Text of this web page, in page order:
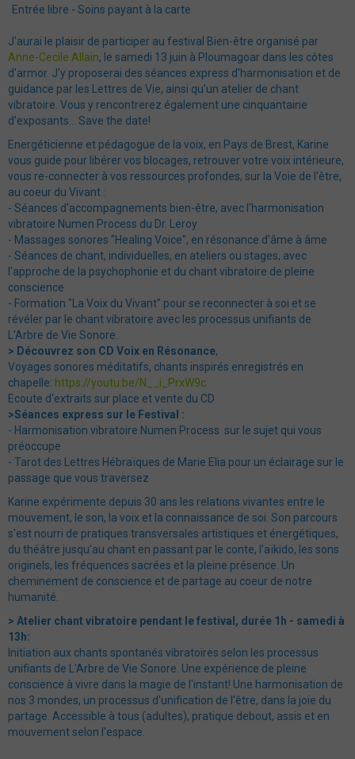
Agenda
Vidéos
Espace Membres
Livre d'or
Blog
Entrée libre - Soins payant à la carte
J'aurai le plaisir de participer au festival Bien-être organisé par
Anne-Cecile Allain, le samedi 13 juin à Ploumagoar dans les côtes
d'armor. J'y proposerai des séances express d'harmonisation et de
guidance par les Lettres de Vie, ainsi qu'un atelier de chant
vibratoire. Vous y rencontrerez également une cinquantaine
d'exposants... Save the date!
Energéticienne et pédagogue de la voix, en Pays de Brest, Karine
vous guide pour libérer vos blocages, retrouver votre voix intérieure,
vous re-connecter à vos ressources profondes, sur la Voie de l'être,
au coeur du Vivant :
- Séances d'accompagnements bien-être, avec l'harmonisation
vibratoire Numen Process du Dr. Leroy
- Massages sonores "Healing Voice", en résonance d'âme à âme
- Séances de chant, individuelles, en ateliers ou stages, avec
l'approche de la psychophonie et du chant vibratoire de pleine
conscience
- Formation "La Voix du Vivant" pour se reconnecter à soi et se
révéler par le chant vibratoire avec les processus unifiants de
L'Arbre de Vie Sonore.
> Découvrez son CD Voix en Résonance,
Voyages sonores méditatifs, chants inspirés enregistrés en
chapelle: https://youtu.be/N__i_PrxW9c
Ecoute d'extraits sur place et vente du CD
>Séances express sur le Festival :
- Harmonisation vibratoire Numen Process sur le sujet qui vous
préoccupe
- Tarot des Lettres Hébraïques de Marie Elia pour un éclairage sur le
passage que vous traversez
Karine expérimente depuis 30 ans les relations vivantes entre le
mouvement, le son, la voix et la connaissance de soi. Son parcours
s'est nourri de pratiques transversales artistiques et énergétiques,
du théâtre jusqu'au chant en passant par le conte, l'aïkido, les sons
originels, les fréquences sacrées et la pleine présence. Un
cheminement de conscience et de partage au coeur de notre
humanité.
> Atelier chant vibratoire pendant le festival, durée 1h - samedi à
13h:
Initiation aux chants spontanés vibratoires selon les processus
unifiants de L'Arbre de Vie Sonore. Une expérience de pleine
conscience à vivre dans la magie de l'instant! Une harmonisation de
nos 3 mondes, un processus d'unification de l'être, dans la joie du
partage. Accessible à tous (adultes), pratique debout, assis et en
mouvement selon l'espace.